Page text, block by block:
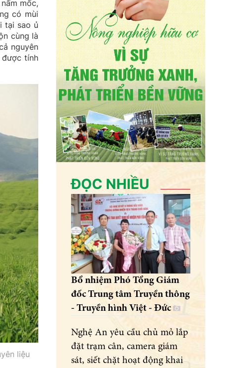
mốc,
có mùi
tại sao ủ
cùng là
nguyên
được tính
liệu
ĐỌC NHIỀU
Bổ nhiệm Phó Tổng Giám
đốc Trung tâm Truyền thông
- Truyền hình Việt - Đức
Nghệ An yêu cầu chủ mỏ lắp
đặt trạm cân, camera giám
sát, siết chặt hoạt động khai